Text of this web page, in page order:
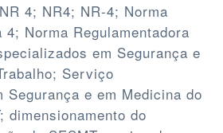
4; NR4; NR-4; Norma
4; Norma Regulamentadora
em Segurança e
Serviço
Segurança e em Medicina do
dimensionamento do